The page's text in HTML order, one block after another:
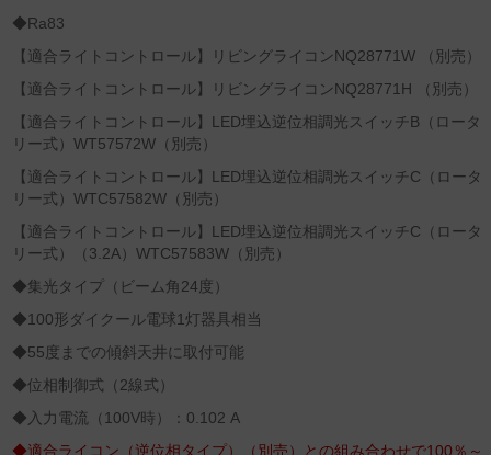
◆Ra83
【適合ライトコントロール】リビングライコンNQ28771W （別売）
【適合ライトコントロール】リビングライコンNQ28771H （別売）
【適合ライトコントロール】LED埋込逆位相調光スイッチB（ロータ
リー式）WT57572W（別売）
【適合ライトコントロール】LED埋込逆位相調光スイッチC（ロータ
リー式）WTC57582W（別売）
【適合ライトコントロール】LED埋込逆位相調光スイッチC（ロータ
リー式）（3.2A）WTC57583W（別売）
◆集光タイプ（ビーム角24度）
◆100形ダイクール電球1灯器具相当
◆55度までの傾斜天井に取付可能
◆位相制御式（2線式）
◆入力電流（100V時）：0.102 A
◆適合ライコン（逆位相タイプ）（別売）との組み合わせで100％～